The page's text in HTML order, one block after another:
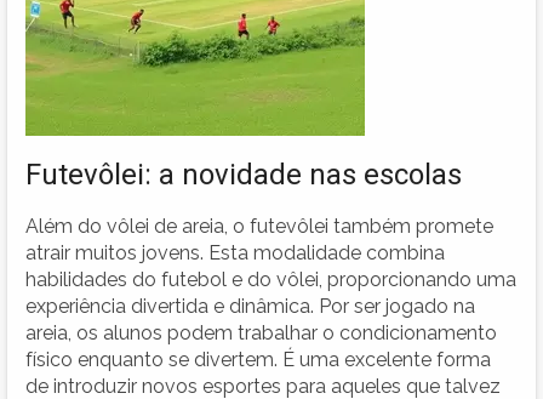
Futevôlei: a novidade nas escolas
Além do vôlei de areia, o futevôlei também promete
atrair muitos jovens. Esta modalidade combina
habilidades do futebol e do vôlei, proporcionando uma
experiência divertida e dinâmica. Por ser jogado na
areia, os alunos podem trabalhar o condicionamento
físico enquanto se divertem. É uma excelente forma
de introduzir novos esportes para aqueles que talvez